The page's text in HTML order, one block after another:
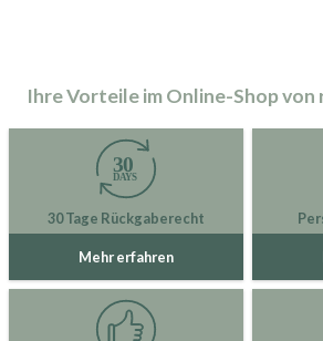
Ihre Vorteile im Online-Shop von
30 Tage Rückgaberecht
Mehr erfahren